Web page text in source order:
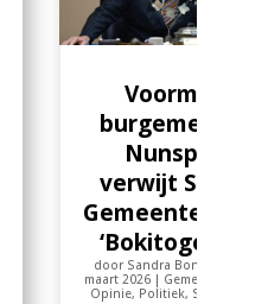
Voormalig
burgemeester
Nunspeet
verwijt SGP en
‘Bokitogedrag’
door Sandra Bonestroo
maart 2026|
Opinie, Politiek,